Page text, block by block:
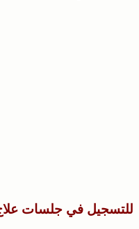
للتسجيل في جلسات